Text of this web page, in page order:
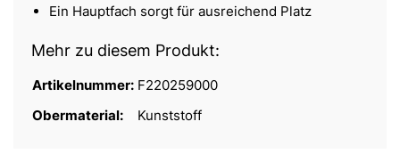
Ein Hauptfach sorgt für ausreichend Platz
Mehr zu diesem Produkt:
Artikelnummer: F220259000
Obermaterial:
Kunststoff